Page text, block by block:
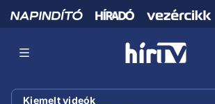
Kiemelt videók